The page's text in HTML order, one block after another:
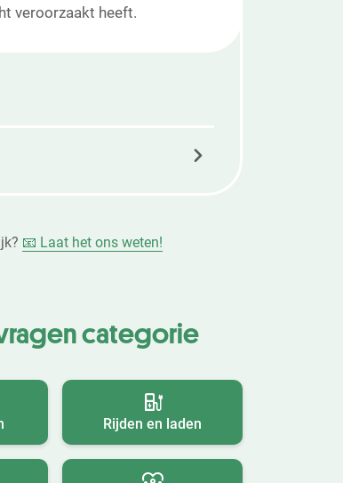
veroorzaakt heeft.
📧 Laat het ons weten!
categorie
Rijden en laden